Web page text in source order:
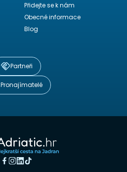
Přidejte se k nám
Obecné informace
Blog
Partneři
Pronajímatelé